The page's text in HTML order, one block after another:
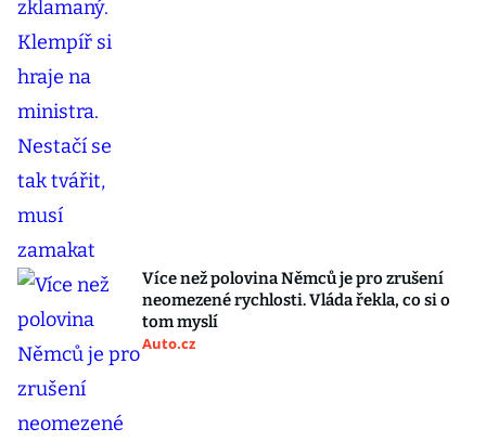
Více než polovina Němců je pro zrušení
neomezené rychlosti. Vláda řekla, co si o
tom myslí
Auto.cz